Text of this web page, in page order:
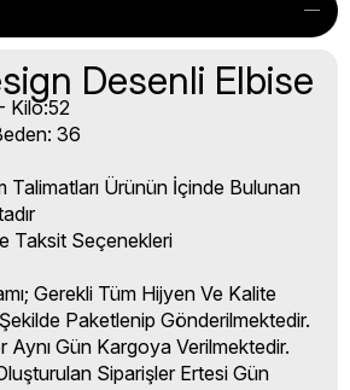
Desenli Elbise
Kilo:52
36
Talimatları Ürünün İçinde Bulunan
Taksit Seçenekleri
Gerekli Tüm Hijyen Ve Kalite
Paketlenip Gönderilmektedir.
Aynı Gün Kargoya Verilmektedir.
Siparişler Ertesi Gün